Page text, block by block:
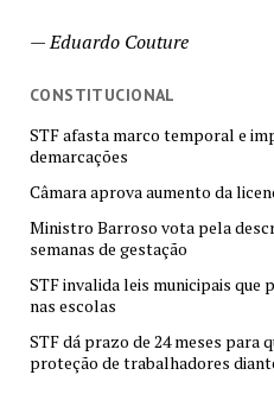
—Eduardo Couture
CONSTITUCIONAL
STF afasta marco temporal e
demarcações
Câmara aprova aumento da
Ministro Barroso vota pela
semanas de gestação
STF invalida leis municipais que
nas escolas
STF dá prazo de 24 meses para
proteção de trabalhadores